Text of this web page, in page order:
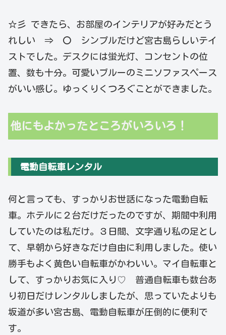
☆彡 できたら、お部屋のインテリアが好みだとう
れしい ⇒ 〇 シンプルだけど宮古島らしいテイ
ストでした。デスクには蛍光灯、コンセントの位
置、数も十分。可愛いブルーのミニソファスペース
がいい感じ。ゆっくりくつろぐことができました。
他にもよかったところがいろいろ！
電動自転車レンタル
何と言っても、すっかりお世話になった電動自転
車。ホテルに２台だけだったのですが、期間中利用
していたのは私だけ。３日間、文字通り私の足とし
て、早朝から好きなだけ自由に利用しました。使い
勝手もよく黄色い自転車がかわいい。マイ自転車と
して、すっかりお気に入り♡ 普通自転車も数台あ
り初日だけレンタルしましたが、思っていたよりも
坂道が多い宮古島、電動自転車が圧倒的に便利で
す。